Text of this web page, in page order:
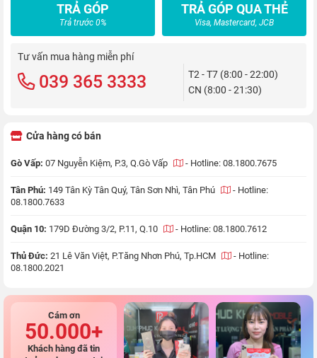
TRẢ GÓP
Trả trước 0%
TRẢ GÓP QUA THẺ
Visa, Mastercard, JCB
Tư vấn mua hàng miễn phí
039 365 3333
T2 - T7 (8:00 - 22:00)
CN (8:00 - 21:30)
Cửa hàng có bán
Gò Vấp: 07 Nguyễn Kiệm, P.3, Q.Gò Vấp - Hotline: 08.1800.7675
Tân Phú: 149 Tân Kỳ Tân Quý, Tân Sơn Nhì, Tân Phú - Hotline:
08.1800.7633
Quận 10: 179D Đường 3/2, P.11, Q.10 - Hotline: 08.1800.7612
Thủ Đức: 21 Lê Văn Việt, P.Tăng Nhơn Phú, Tp.HCM - Hotline:
08.1800.2021
Cám ơn
50.000+
Khách hàng đã tin